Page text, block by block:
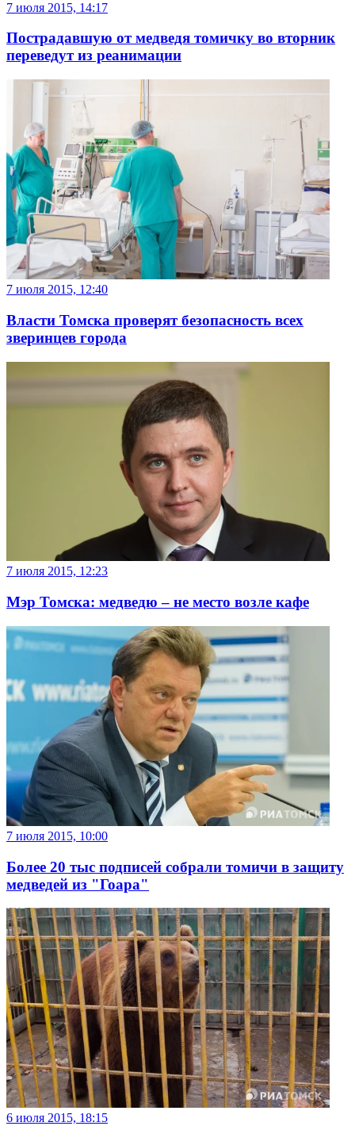
7 июля 2015, 14:17
Пострадавшую от медведя томичку во вторник
переведут из реанимации
7 июля 2015, 12:40
Власти Томска проверят безопасность всех
зверинцев города
7 июля 2015, 12:23
Мэр Томска: медведю – не место возле кафе
7 июля 2015, 10:00
Более 20 тыс подписей собрали томичи в защиту
медведей из "Гоара"
6 июля 2015, 18:15